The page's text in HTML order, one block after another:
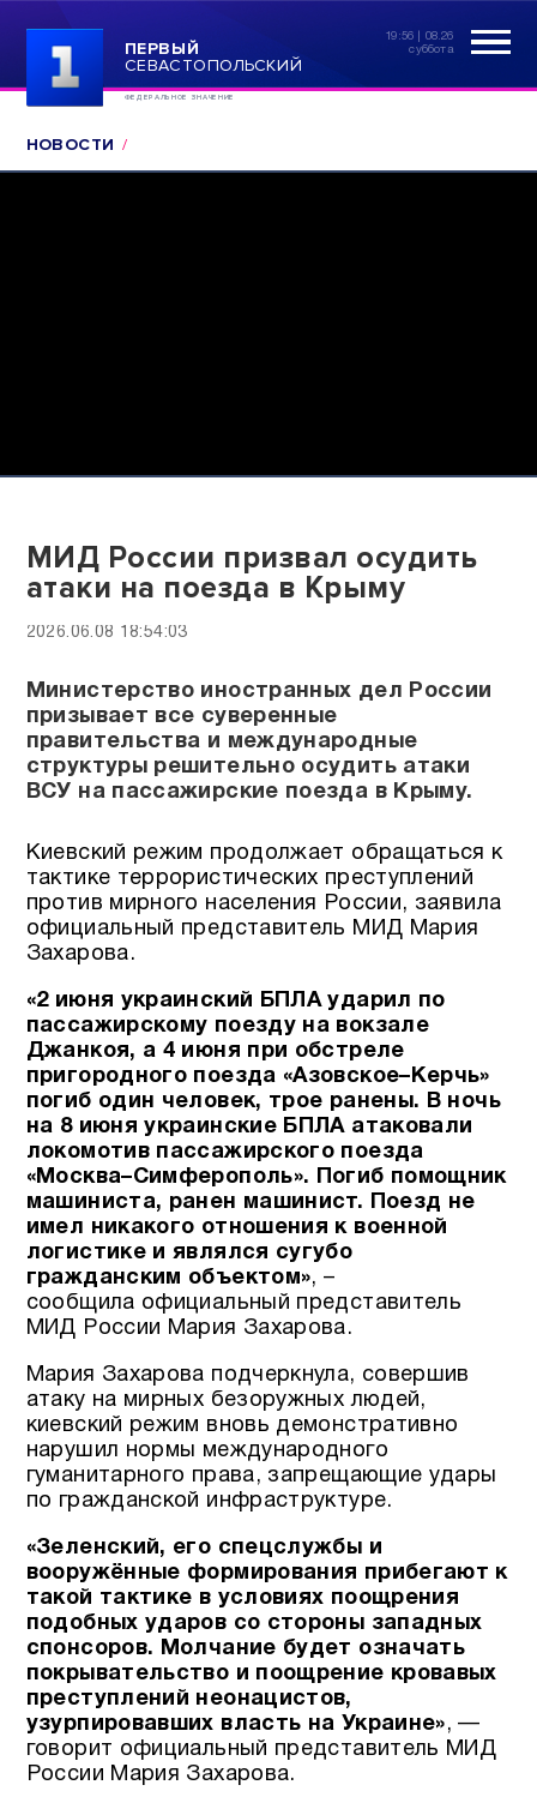
ПЕРВЫЙ
СЕВАСТОПОЛЬСКИЙ
ФЕДЕРАЛЬНОЕ ЗНАЧЕНИЕ
19:56 | 08.26
суббота
НОВОСТИ
МИД России призвал осудить
атаки на поезда в Крыму
2026.06.08 18:54:03
Министерство иностранных дел России
призывает все суверенные
правительства и международные
структуры решительно осудить атаки
ВСУ на пассажирские поезда в Крыму.
Киевский режим продолжает обращаться к
тактике террористических преступлений
против мирного населения России, заявила
официальный представитель МИД Мария
Захарова.
«2 июня украинский БПЛА ударил по
пассажирскому поезду на вокзале
Джанкоя, а 4 июня при обстреле
пригородного поезда «Азовское–Керчь»
погиб один человек, трое ранены. В ночь
на 8 июня украинские БПЛА атаковали
локомотив пассажирского поезда
«Москва–Симферополь». Погиб помощник
машиниста, ранен машинист. Поезд не
имел никакого отношения к военной
логистике и являлся сугубо
гражданским объектом», –
сообщила официальный представитель
МИД России Мария Захарова.
Мария Захарова подчеркнула, совершив
атаку на мирных безоружных людей,
киевский режим вновь демонстративно
нарушил нормы международного
гуманитарного права, запрещающие удары
по гражданской инфраструктуре.
«Зеленский, его спецслужбы и
вооружённые формирования прибегают к
такой тактике в условиях поощрения
подобных ударов со стороны западных
спонсоров. Молчание будет означать
покрывательство и поощрение кровавых
преступлений неонацистов,
узурпировавших власть на Украине», —
говорит официальный представитель МИД
России Мария Захарова.